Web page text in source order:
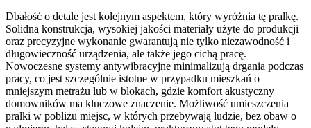
Dbałość o detale jest kolejnym aspektem, który wyróżnia tę pralkę.
Solidna konstrukcja, wysokiej jakości materiały użyte do produkcji
oraz precyzyjne wykonanie gwarantują nie tylko niezawodność i
długowieczność urządzenia, ale także jego cichą pracę.
Nowoczesne systemy antywibracyjne minimalizują drgania podczas
pracy, co jest szczególnie istotne w przypadku mieszkań o
mniejszym metrażu lub w blokach, gdzie komfort akustyczny
domowników ma kluczowe znaczenie. Możliwość umieszczenia
pralki w pobliżu miejsc, w których przebywają ludzie, bez obaw o